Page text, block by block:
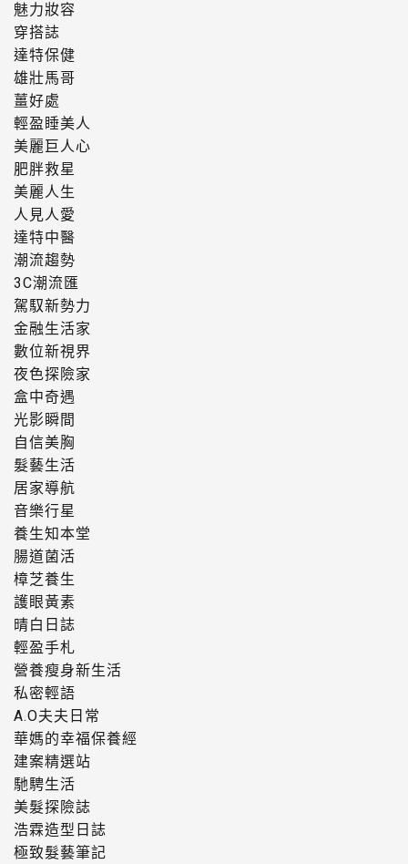
魅力妝容
穿搭誌
達特保健
雄壯馬哥
薑好處
輕盈睡美人
美麗巨人心
肥胖救星
美麗人生
人見人愛
達特中醫
潮流趨勢
3C潮流匯
駕馭新勢力
金融生活家
數位新視界
夜色探險家
盒中奇遇
光影瞬間
自信美胸
髮藝生活
居家導航
音樂行星
養生知本堂
腸道菌活
樟芝養生
護眼黃素
晴白日誌
輕盈手札
營養瘦身新生活
私密輕語
A.O夫夫日常
華媽的幸福保養經
建案精選站
馳騁生活
美髮探險誌
浩霖造型日誌
極致髮藝筆記